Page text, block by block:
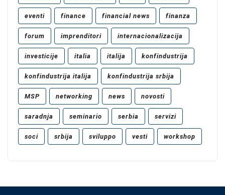
eventi finance financial news finanza
forum imprenditori internacionalizacija
investicije italia italija konfindustrija
konfindustrija italija konfindustrija srbija
MSP networking news novosti
saradnja seminario serbia servizi
soci srbija sviluppo vesti workshop